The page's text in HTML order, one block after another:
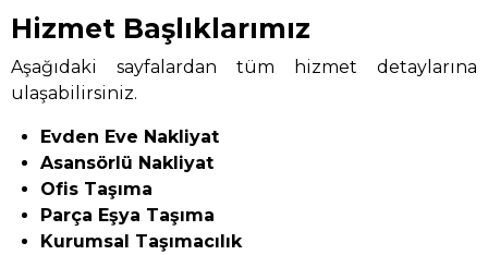
Hizmet Başlıklarımız
Aşağıdaki sayfalardan tüm hizmet detaylarına
ulaşabilirsiniz.
Evden Eve Nakliyat
Asansörlü Nakliyat
Ofis Taşıma
Parça Eşya Taşıma
Kurumsal Taşımacılık